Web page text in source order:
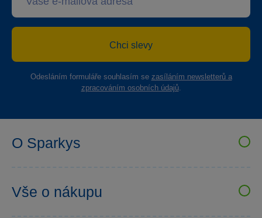
Chci slevy
Odesláním formuláře souhlasím se zasíláním newsletterů a
zpracováním osobních údajů.
O Sparkys
Sparkys klub
Vše o nákupu